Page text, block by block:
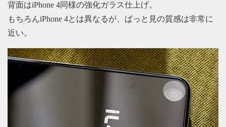
背面はiPhone 4同様の強化ガラス仕上げ。
もちろんiPhone 4とは異なるが、ぱっと見の質感は非常に
近い。